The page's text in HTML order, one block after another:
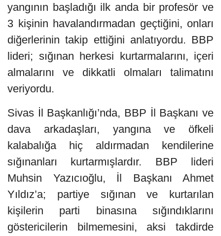
yangının başladığı ilk anda bir profesör ve
3 kişinin havalandırmadan geçtiğini, onları
diğerlerinin takip ettiğini anlatıyordu. BBP
lideri; sığınan herkesi kurtarmalarını, içeri
almalarını ve dikkatli olmaları talimatını
veriyordu.
Sivas İl Başkanlığı’nda, BBP İl Başkanı ve
dava arkadaşları, yangına ve öfkeli
kalabalığa hiç aldırmadan kendilerine
sığınanları kurtarmışlardır. BBP lideri
Muhsin Yazıcıoğlu, İl Başkanı Ahmet
Yıldız’a; partiye sığınan ve kurtarılan
kişilerin parti binasına sığındıklarını
göstericilerin bilmemesini, aksi takdirde